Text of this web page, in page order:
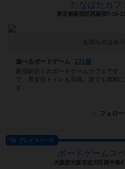
たなぼたカフ
東京都新宿区西新宿7-15-
お知らせはあり
遊べるボードゲーム
221個
新宿駅近くのボードゲームカフェです
で、男女別トイレも完備。誰でも気軽
す。
フォロ
プレイスペース
ボードゲームス
大阪府大阪市淀川区西中島